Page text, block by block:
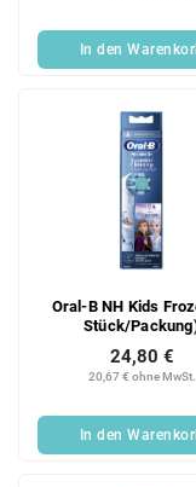
In den
Oral-B NH Kids
Stück/
20,67 € ohne MwSt.
24,80 €
In den